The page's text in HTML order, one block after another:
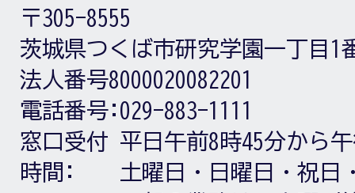
〒305-8555
茨城県つくば市研究学園一丁目1
法人番号8000020082201
電話番号: 029-883-1111
窓口受付
時間:
平日午前8時45分から
土曜日・日曜日・祝日